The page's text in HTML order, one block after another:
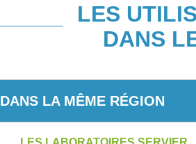
LES
DANS
DANS LA MÊME RÉGION